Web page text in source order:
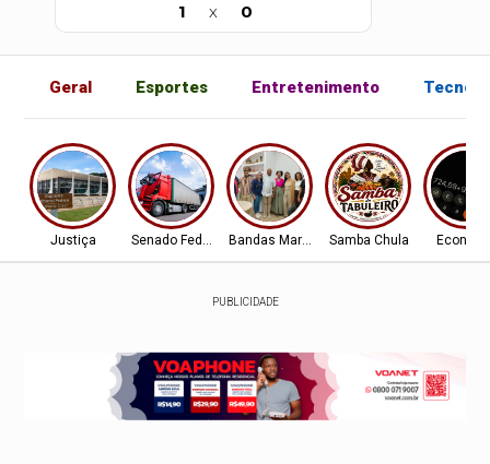
1 x 0
Geral Esportes Entretenimento
Justiça Senado Federal Bandas MarciaisSamba Chula
PUBLICIDADE